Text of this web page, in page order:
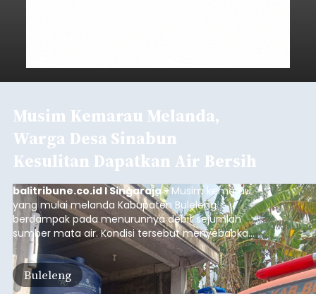
Musim Kemarau Melanda,
Warga Desa Sinabun
Kesulitan Dapatkan Air Bersih
balitribune.co.id I Singaraja -Musim kemarau
yang mulai melanda Kabupaten Buleleng
berdampak pada menurunnya debit sejumlah
sumber mata air. Kondisi tersebut menyebabkan
warga di beberapa desa mulai mengalami
kesulitan mendapatkan air bersih, terutama
untuk memenuhi kebutuhan mandi, cuci, dan
kakus (MCK). Seperti yang dialami warga Desa
Buleleng